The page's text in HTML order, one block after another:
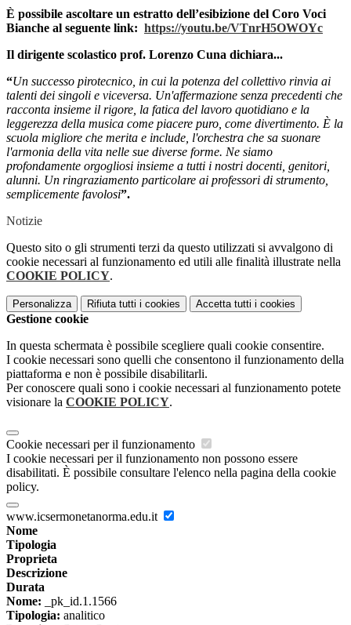
È possibile ascoltare un estratto dell’esibizione del Coro Voci
Bianche al seguente link: https://youtu.be/VTnrH5OWOYc
Il dirigente scolastico prof. Lorenzo Cuna dichiara...
“Un successo pirotecnico, in cui la potenza del collettivo rinvia ai
talenti dei singoli e viceversa. Un'affermazione senza precedenti che
racconta insieme il rigore, la fatica del lavoro quotidiano e la
leggerezza della musica come piacere puro, come divertimento. È la
scuola migliore che merita e include, l'orchestra che sa suonare
l'armonia della vita nelle sue diverse forme. Ne siamo
profondamente orgogliosi insieme a tutti i nostri docenti, genitori,
alunni. Un ringraziamento particolare ai professori di strumento,
semplicemente favolosi”.
Notizie
Questo sito o gli strumenti terzi da questo utilizzati si avvalgono di
cookie necessari al funzionamento ed utili alle finalità illustrate nella
COOKIE POLICY.
Personalizza Rifiuta tutti i cookies Accetta tutti i cookies
Gestione cookie
In questa schermata è possibile scegliere quali cookie consentire.
I cookie necessari sono quelli che consentono il funzionamento della
piattaforma e non è possibile disabilitarli.
Per conoscere quali sono i cookie necessari al funzionamento potete
visionare la COOKIE POLICY.
Cookie necessari per il funzionamento
I cookie necessari per il funzionamento non possono essere
disabilitati. È possibile consultare l'elenco nella pagina della cookie
policy.
www.icsermonetanorma.edu.it
Nome
Tipologia
Proprieta
Descrizione
Durata
Nome: _pk_id.1.1566
Tipologia: analitico